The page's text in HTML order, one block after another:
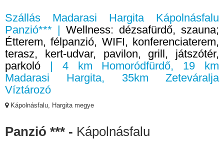
Szállás Madarasi Hargita Kápolnásfalu
Panzió*** | Wellness: dézsafürdő, szauna;
Étterem, félpanzió, WIFI, konferenciaterem,
terasz, kert-udvar, pavilon, grill, játszótér,
parkoló | 4 km Homoródfürdő, 19 km
Madarasi Hargita, 35km Zeteváralja
Víztározó
Kápolnásfalu, Hargita megye
Panzió *** - Kápolnásfalu